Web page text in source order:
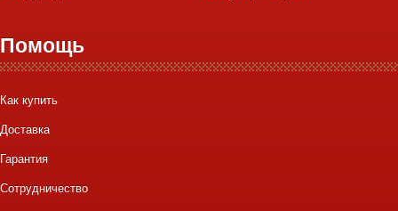
Помощь
Как купить
Доставка
Гарантия
Сотрудничество